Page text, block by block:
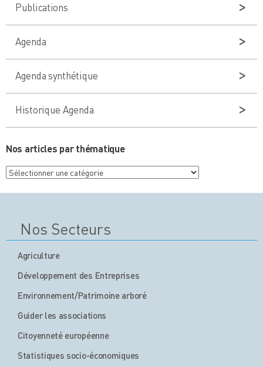
Publications
Agenda
Agenda synthétique
Historique Agenda
Nos articles par thématique
Nos
articles
Nos Secteurs
Agriculture
Développement des Entreprises
Environnement/Patrimoine arboré
Guider les associations
Citoyenneté européenne
Statistiques socio-économiques